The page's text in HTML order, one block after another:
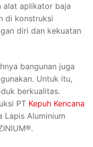
alat aplikator baja
di konstruksi
diri dan kekuatan
bangunan juga
Untuk itu,
berkualitas.
PT Kepuh Kencana
Lapis Aluminium